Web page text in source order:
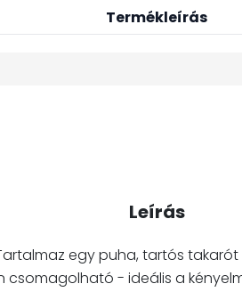
Termékleírás
Leírás
egy puha, tartós
csomagolható - ideális a